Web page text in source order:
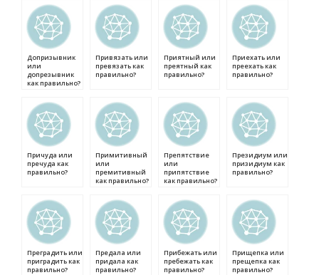
Допризывник
или
допрезывник
как правильно?
Привязать или
превязать как
правильно?
Приятный или
преятный как
правильно?
Приехать или
преехать как
правильно?
Причуда или
пречуда как
правильно?
Примитивный
или
премитивный
как правильно?
Препятствие
или
припятствие
как правильно?
Президиум или
призидиум как
правильно?
Преградить или
приградить как
правильно?
Предала или
придала как
правильно?
Прибежать или
пребежать как
правильно?
Прищепка или
прещепка как
правильно?